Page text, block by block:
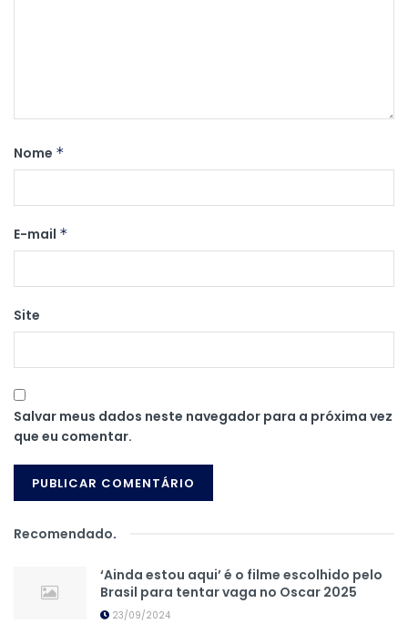
Nome *
E-mail *
Site
Salvar meus dados neste navegador para a próxima vez
que eu comentar.
Recomendado.
‘Ainda estou aqui’ é o filme escolhido pelo
Brasil para tentar vaga no Oscar 2025
23/09/2024